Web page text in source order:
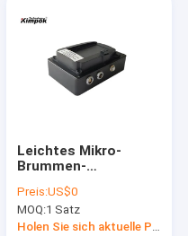
Leichtes Mikro-
Brummen-
HD UAV-
Videoübermittler-
H.265
Preis:US$0
MOQ:1 Satz
Holen Sie sich aktuelle Preis